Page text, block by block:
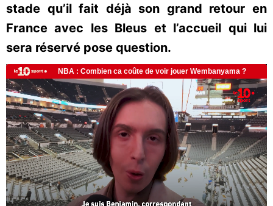
stade qu’il fait déjà son grand retour en
France avec les Bleus et l’accueil qui lui
sera réservé pose question.